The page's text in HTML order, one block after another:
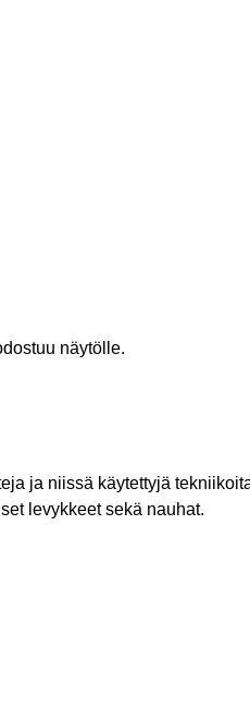
näytölle.
ja niissä käytettyjä
levykkeet sekä nauhat.